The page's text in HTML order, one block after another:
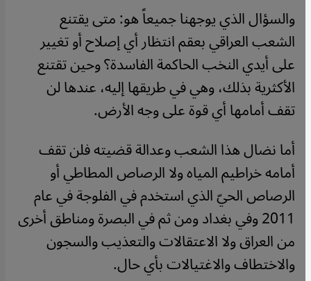
والسؤال الذي يوجهنا جميعاً هو: متى يقتنع
الشعب العراقي بعقم انتظار أي إصلاح أو تغيير
على أيدي النخب الحاكمة الفاسدة؟ وحين تقتنع
الأكثرية بذلك، وهي في طريقها إليه، عندها لن
تقف أمامها أي قوة على وجه الأرض.
أما نضال هذا الشعب وعدالة قضيته فلن تقف
أمامه خراطيم المياه ولا الرصاص المطاطي أو
الرصاص الحيّ الذي استخدم في الفلوجة في عام
2011 وفي بغداد ومن ثم في البصرة ومناطق أخرى
من العراق ولا الاعتقالات والتعذيب والسجون
والاختطاف والاغتيالات بأي حال.